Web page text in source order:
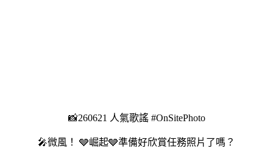
📸260621 人氣歌謠 #OnSitePhoto
🎤微風！ 🩶崛起🩶準備好欣賞任務照片了嗎？